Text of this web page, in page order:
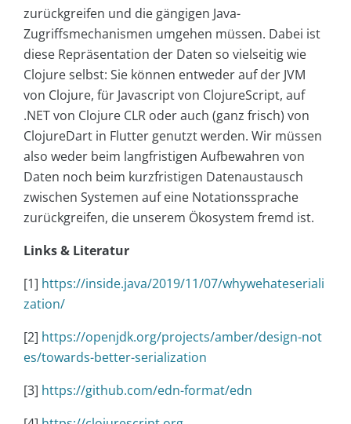
zurückgreifen und die gängigen Java-
Zugriffsmechanismen umgehen müssen. Dabei ist
diese Repräsentation der Daten so vielseitig wie
Clojure selbst: Sie können entweder auf der JVM
von Clojure, für Javascript von ClojureScript, auf
.NET von Clojure CLR oder auch (ganz frisch) von
ClojureDart in Flutter genutzt werden. Wir müssen
also weder beim langfristigen Aufbewahren von
Daten noch beim kurzfristigen Datenaustausch
zwischen Systemen auf eine Notationssprache
zurückgreifen, die unserem Ökosystem fremd ist.
Links & Literatur
[1] https://inside.java/2019/11/07/whywehateseriali
zation/
[2] https://openjdk.org/projects/amber/design-not
es/towards-better-serialization
[3] https://github.com/edn-format/edn